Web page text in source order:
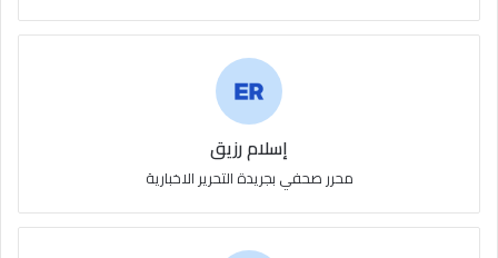
إسلام رزيق
محرر صحفي بجريدة التحرير الاخبارية